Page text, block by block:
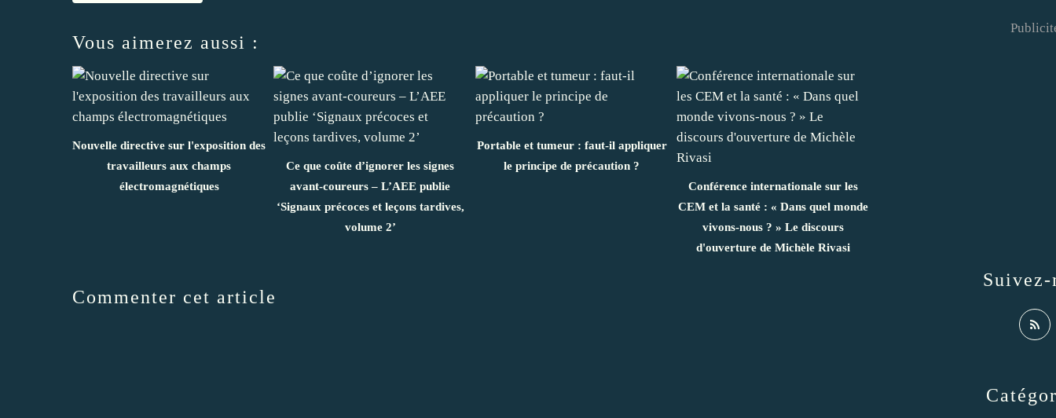
Vous aimerez aussi :
Nouvelle directive sur l'exposition des
travailleurs aux champs
électromagnétiques
Ce que coûte d’ignorer les signes
avant-coureurs – L’AEE publie
‘Signaux précoces et leçons tardives,
volume 2’
Portable et tumeur : faut-il appliquer
le principe de précaution ?
Conférence internationale sur les
CEM et la santé : « Dans quel monde
vivons-nous ? » Le discours
d'ouverture de Michèle Rivasi
Commenter cet article